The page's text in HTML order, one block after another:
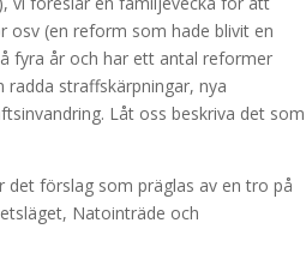
osv (en reform som hade blivit en
fyra år och har ett antal reformer
straffskärpningar, nya
Låt oss beskriva det som
förslag som präglas av en tro på
Natointräde och